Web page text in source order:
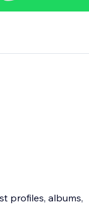
profiles, albums,